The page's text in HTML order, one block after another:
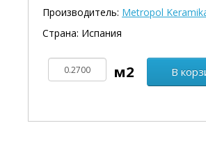
Производитель: Metropol
Страна: Испания
В